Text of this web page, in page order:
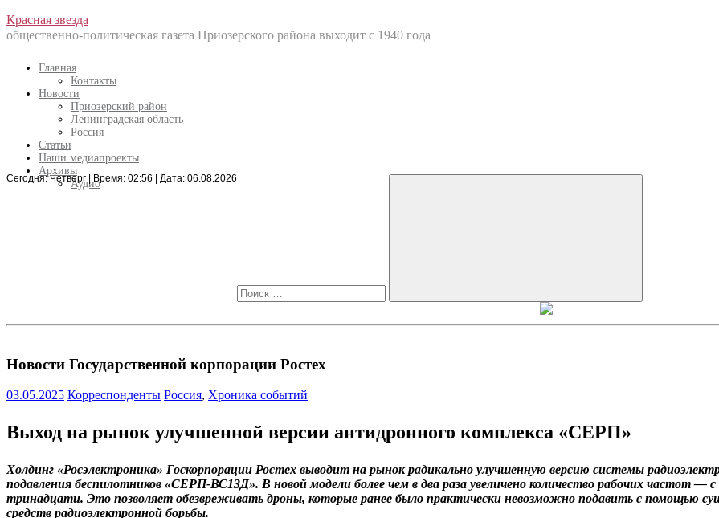
Перейти
к
Красная звезда
общественно-политическая газета Приозерского района выходит с 1940 года
Главная
Контакты
Новости
Приозерский район
Ленинградская область
Россия
Статьи
Наши медиапроекты
Архивы
Аудио
Сегодня: Четверг | Время: 02:56 | Дата: 06.08.2026
Искать
Новости Государственной корпорации Ростех
03.05.2025 Корреспонденты Россия, Хроника событий
Выход на рынок улучшенной версии антидронного комплекса «СЕРП»
Холдинг «Росэлектроника» Госкорпорации Ростех выводит на рынок радикально улучшенную версию системы
подавления беспилотников «СЕРП-ВС13Д». В новой модели более чем в два раза увеличено количество рабочих частот —
тринадцати. Это позволяет обезвреживать дроны, которые ранее было практически невозможно подавить с помощью
средств радиоэлектронной борьбы.